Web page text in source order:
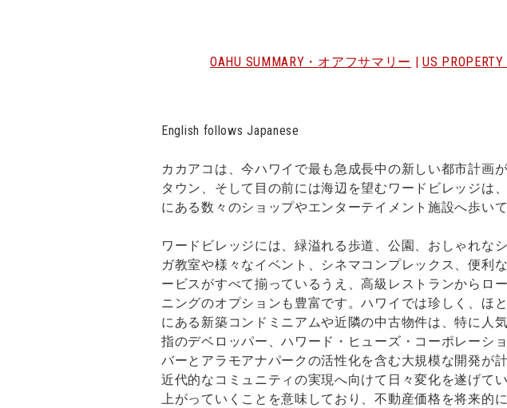
OAHU SUMMARY・オアフサマリー |US
English follows Japanese
カカアコは、今ハワイで最も急成長中の新しい都市計画
タウン、そして目の前には海辺を望むワードビレッジは
にある数々のショップやエンターテイメント施設へ歩い
ワードビレッジには、緑溢れる歩道、公園、おしゃれな
ガ教室や様々なイベント、シネマコンプレックス、便利
ービスがすべて揃っているうえ、高級レストランからロ
ニングのオプションも豊富です。ハワイでは珍しく、ほ
にある新築コンドミニアムや近隣の中古物件は、特に人
指のデベロッパー、ハワード・ヒューズ・コーポレーシ
バーとアラモアナパークの活性化を含む大規模な開発が
近代的なコミュニティの実現へ向けて日々変化を遂げて
上がっていくことを意味しており、不動産価格を将来的